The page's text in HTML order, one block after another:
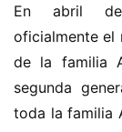
En abril de
oficialmente el
de la familia
segunda
toda la familia